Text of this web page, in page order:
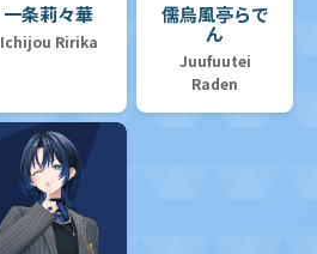
一条莉々華
Ichijou Ririka
儒烏風亭らで
ん
Juufuutei
Raden